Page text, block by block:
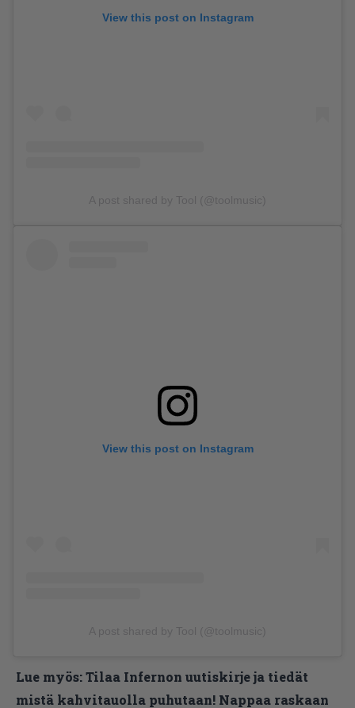
View this post on Instagram
A post shared by Tool (@toolmusic)
View this post on Instagram
A post shared by Tool (@toolmusic)
Lue myös:Tilaa Infernon uutiskirje ja tiedät
mistä kahvitauolla puhutaan! Nappaa raskaan